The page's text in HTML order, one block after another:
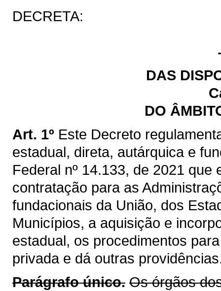
DECRETA:
DAS
DO
Art. 1º Este Decreto
estadual, direta, autárquica e
Federal nº 14.133, de 2021
contratação para as
fundacionais da União, dos
Municípios, a aquisição e
estadual, os procedimentos
privada e dá outras
Parágrafo único. Os órgãos